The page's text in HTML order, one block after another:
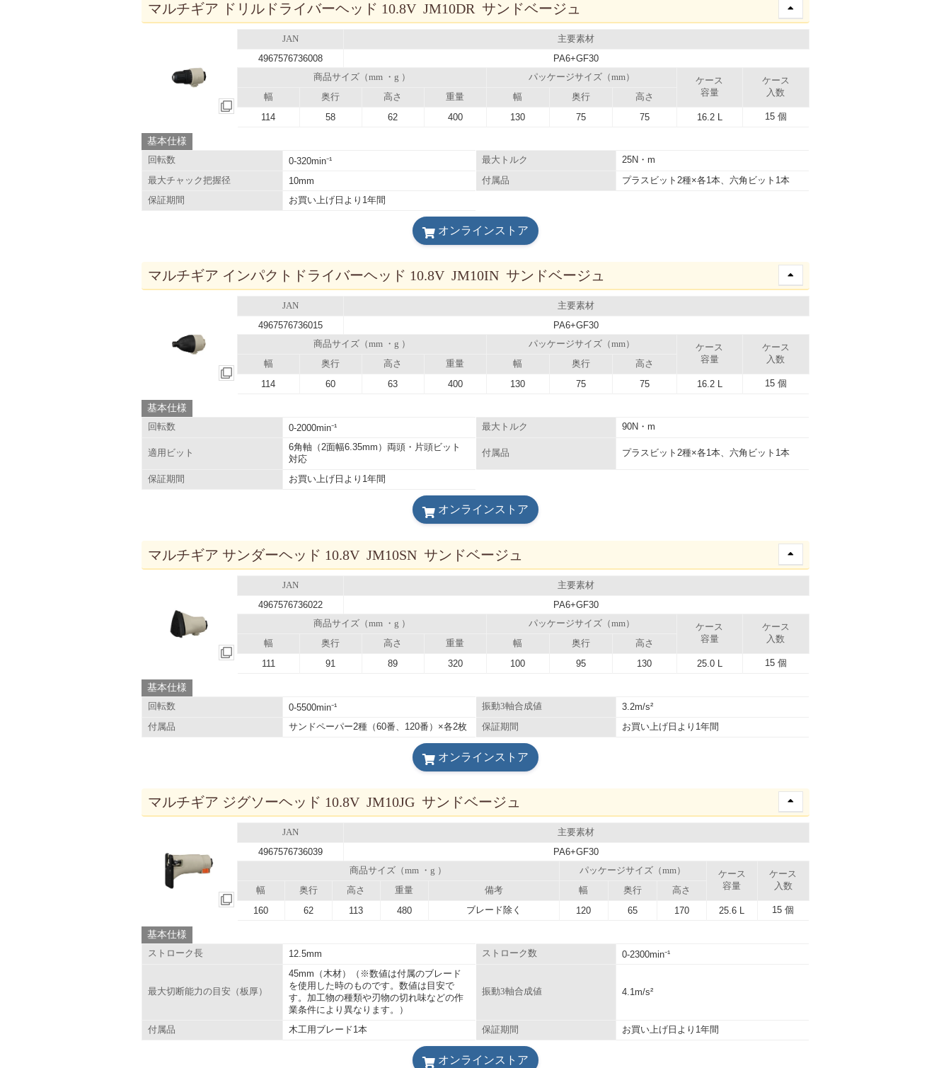
マルチギア ドリルドライバーヘッド 10.8V JM10DR サンドベージュ
JAN 主要素材
4967576736008 PA6+GF30
商品サイズ（mm ・g ） パッケージサイズ（mm）
ケース
容量
ケース
入数
幅 奥行 高さ 重量 幅 奥行 高さ
114 58 62 400 130 75 75 16.2 L 15 個
基本仕様
回転数 0-320min⁻¹ 最大トルク 25N・m
最大チャック把握径 10mm 付属品 プラスビット2種×各1本、六角ビット1本
保証期間 お買い上げ日より1年間
オンラインストア
マルチギア インパクトドライバーヘッド 10.8V JM10IN サンドベージュ
JAN 主要素材
4967576736015 PA6+GF30
商品サイズ（mm ・g ） パッケージサイズ（mm）
ケース
容量
ケース
入数
幅 奥行 高さ 重量 幅 奥行 高さ
114 60 63 400 130 75 75 16.2 L 15 個
基本仕様
回転数 0-2000min⁻¹ 最大トルク 90N・m
適用ビット
6角軸（2面幅6.35mm）両頭・片頭ビット
対応
付属品 プラスビット2種×各1本、六角ビット1本
保証期間 お買い上げ日より1年間
オンラインストア
マルチギア サンダーヘッド 10.8V JM10SN サンドベージュ
JAN 主要素材
4967576736022 PA6+GF30
商品サイズ（mm ・g ） パッケージサイズ（mm）
ケース
容量
ケース
入数
幅 奥行 高さ 重量 幅 奥行 高さ
111 91 89 320 100 95 130 25.0 L 15 個
基本仕様
回転数 0-5500min⁻¹ 振動3軸合成値 3.2m/s²
付属品 サンドペーパー2種（60番、120番）×各2枚 保証期間 お買い上げ日より1年間
オンラインストア
マルチギア ジグソーヘッド 10.8V JM10JG サンドベージュ
JAN 主要素材
4967576736039 PA6+GF30
商品サイズ（mm ・g ） パッケージサイズ（mm）
ケース
容量
ケース
入数
幅 奥行 高さ 重量 備考 幅 奥行 高さ
160 62 113 480 ブレード除く 120 65 170 25.6 L 15 個
基本仕様
ストローク長 12.5mm ストローク数 0-2300min⁻¹
最大切断能力の目安（板厚）
45mm（木材）（※数値は付属のブレード
を使用した時のものです。数値は目安で
す。加工物の種類や刃物の切れ味などの作
業条件により異なります。）
振動3軸合成値 4.1m/s²
付属品 木工用ブレード1本 保証期間 お買い上げ日より1年間
オンラインストア